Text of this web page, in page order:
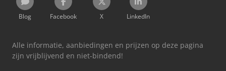
Blog Facebook X LinkedIn
Alle informatie, aanbiedingen en prijzen op deze pagina
zijn vrijblijvend en niet-bindend!